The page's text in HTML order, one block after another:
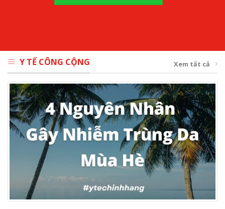
Y TẾ CÔNG CỘNG Xem tất cả